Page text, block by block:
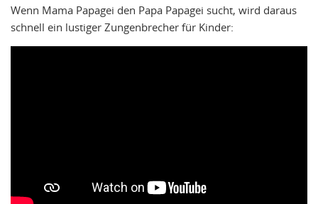
Wenn Mama Papagei den Papa Papagei sucht, wird daraus
schnell ein lustiger Zungenbrecher für Kinder: